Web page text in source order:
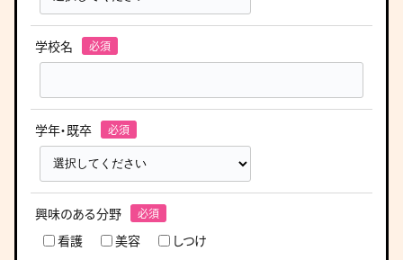
学校名
学年・既卒
興味のある分野
看護
美容 しつけ